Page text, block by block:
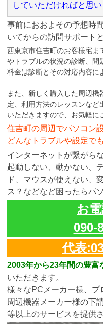
していただければと思い
事前におおよその予想時
いてからの訪問サポート
西東京市住吉町のお客様宅ま
やトラブルの状況の診断、問
料金は診断とその対応内容に
また、新しく購入した周辺
定、利用方法のレッスンなど
いただきますので、お気軽に
住吉町の周辺でパソコン
どんなトラブルや設定で
インターネットが繋がら
起動しない、動かない、
ド、マウスが使えない、
ス？などなど困ったらパ
お
090-
代表
2003年から23年間の豊富
いただきます。
様々なPCメーカー様、プ
周辺機器メーカー様の下
等以上のサービスを提供